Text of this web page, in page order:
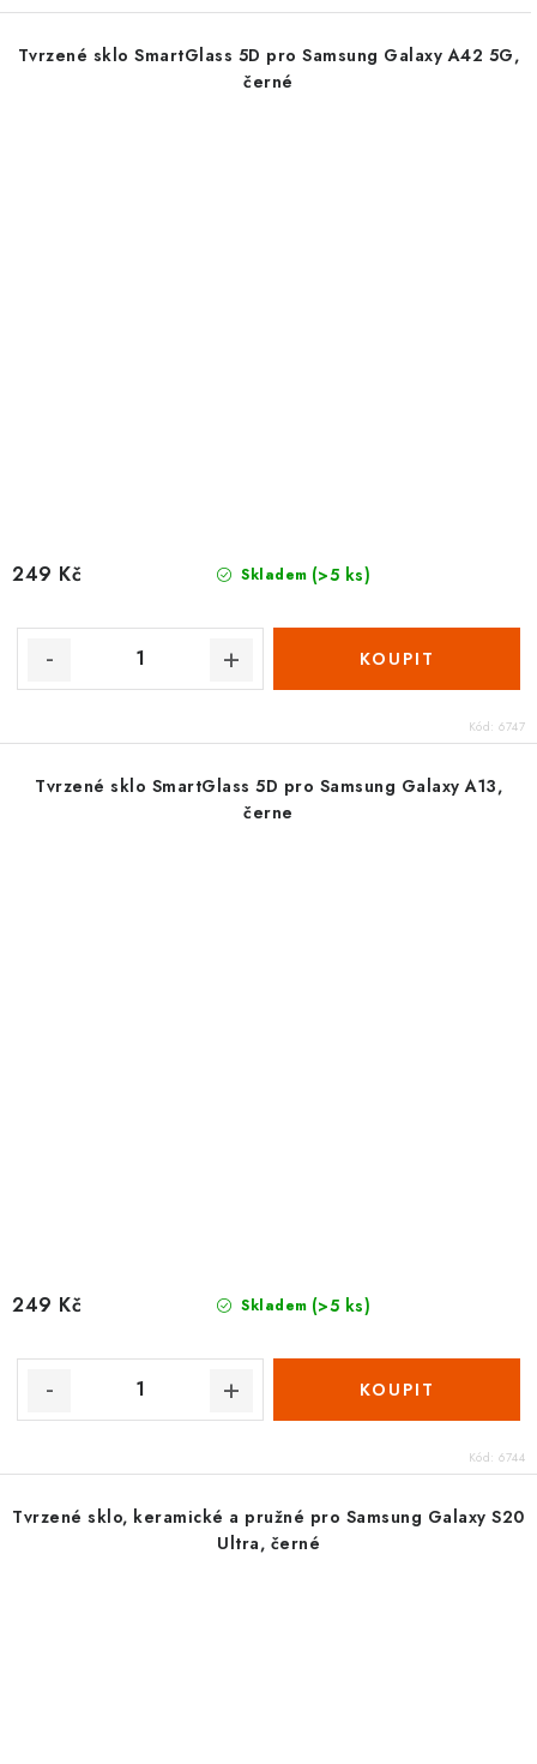
Tvrzené sklo SmartGlass 5D pro Samsung Galaxy A42 5G,
černé
Skladem (>5 ks)
249 Kč
Kód: 6747
Tvrzené sklo SmartGlass 5D pro Samsung Galaxy A13,
černe
Skladem (>5 ks)
249 Kč
Kód: 6744
Tvrzené sklo, keramické a pružné pro Samsung Galaxy S20
Ultra, černé